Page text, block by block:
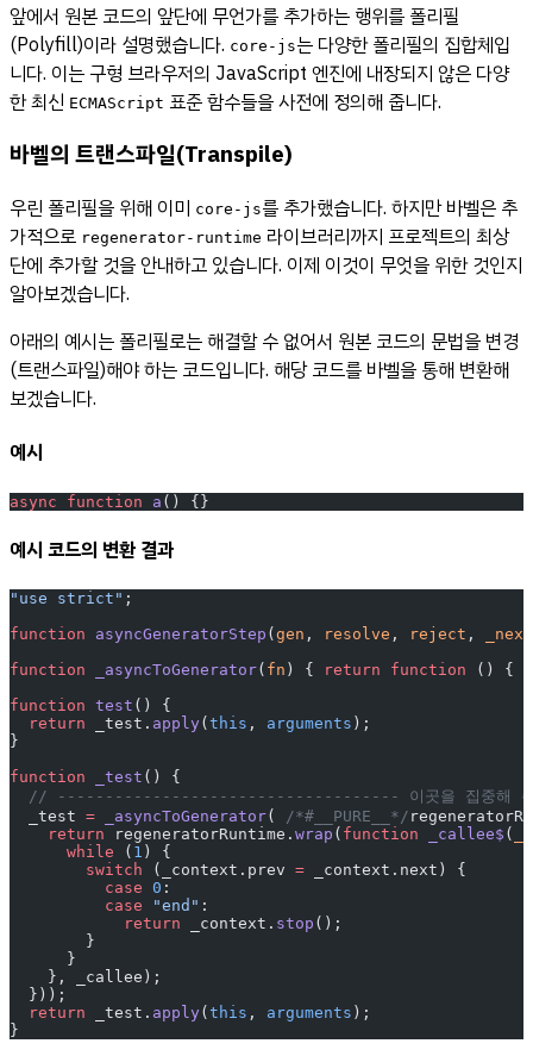
앞에서 원본 코드의 앞단에 무언가를 추가하는 행위를 폴리필
(Polyfill)이라 설명했습니다. core-js는 다양한 폴리필의 집합체입
니다. 이는 구형 브라우저의 JavaScript 엔진에 내장되지 않은 다양
한 최신 ECMAScript 표준 함수들을 사전에 정의해 줍니다.
바벨의 트랜스파일(Transpile)
우린 폴리필을 위해 이미 core-js를 추가했습니다. 하지만 바벨은 추
가적으로 regenerator-runtime 라이브러리까지 프로젝트의 최상
단에 추가할 것을 안내하고 있습니다. 이제 이것이 무엇을 위한 것인지
알아보겠습니다.
아래의 예시는 폴리필로는 해결할 수 없어서 원본 코드의 문법을 변경
(트랜스파일)해야 하는 코드입니다. 해당 코드를 바벨을 통해 변환해
보겠습니다.
예시
async function a () {}
예시 코드의 변환 결과
"use strict" ;
function asyncGeneratorStep ( gen , resolve , reject ,
_next
function _asyncToGenerator( fn ) { return function () {
function test () {
  return
_test. apply( this , arguments );
}
function _test () {
// ------------------------------------ 이곳을 집중해
  _test
= _asyncToGenerator( /*#__PURE__*/
    return
regeneratorRuntime. wrap ( function _callee$ (
      while
( 1 ) {
        switch
(_context.prev = _context.next) {
          case
0 :
          case
"end" :
            return
_context. stop ();
        }
      }
    }, _callee);
  }));
  return
_test. apply( this , arguments );
}